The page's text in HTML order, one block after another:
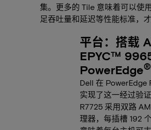
集。更多的 Tile 意味着可以使
足吞吐量和延迟等性能标准，
平台：搭载
EPYC™
PowerEdge®
Dell 在 PowerEdge
实现了这一经过验
R7725 采用双路
理器，每插槽 192